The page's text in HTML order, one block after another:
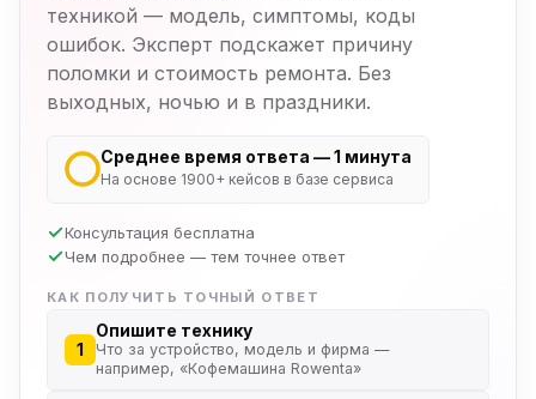
техникой — модель, симптомы, коды
ошибок. Эксперт подскажет причину
поломки и стоимость ремонта. Без
выходных, ночью и в праздники.
Среднее время ответа — 1 минута
На основе 1900+ кейсов в базе сервиса
Консультация бесплатна
Чем подробнее — тем точнее ответ
КАК ПОЛУЧИТЬ ТОЧНЫЙ ОТВЕТ
1
Опишите технику
Что за устройство, модель и фирма —
например, «Кофемашина Rowenta»